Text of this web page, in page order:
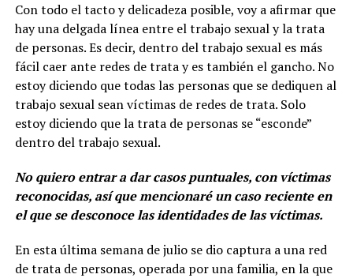
Con todo el tacto y delicadeza posible, voy a afirmar que
hay una delgada línea entre el trabajo sexual y la trata
de personas. Es decir, dentro del trabajo sexual es más
fácil caer ante redes de trata y es también el gancho. No
estoy diciendo que todas las personas que se dediquen al
trabajo sexual sean víctimas de redes de trata. Solo
estoy diciendo que la trata de personas se “esconde”
dentro del trabajo sexual.
No quiero entrar a dar casos puntuales, con víctimas
reconocidas, así que mencionaré un caso reciente en
el que se desconoce las identidades de las víctimas.
En esta última semana de julio se dio captura a una red
de trata de personas, operada por una familia, en la que